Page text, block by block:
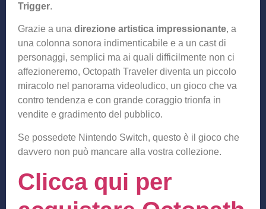
Trigger.
Grazie a una direzione artistica impressionante, a
una colonna sonora indimenticabile e a un cast di
personaggi, semplici ma ai quali difficilmente non ci
affezioneremo, Octopath Traveler diventa un piccolo
miracolo nel panorama videoludico, un gioco che va
contro tendenza e con grande coraggio trionfa in
vendite e gradimento del pubblico.
Se possedete Nintendo Switch, questo è il gioco che
davvero non può mancare alla vostra collezione.
Clicca qui per